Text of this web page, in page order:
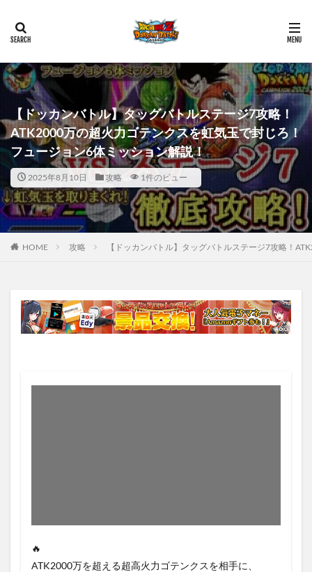
【ドッカンバトル】タッグバトルステージ7攻略！
ATK2000万の超火力ゴテンクスを虹気玉で封じろ！
フュージョン6体ミッション解説！
2025年8月10日 攻略 1件のビュー
HOME 攻略 【ドッカンバトル】タッグバトルステージ7攻略！
🔥
ATK2000万を超える超高火力ゴテンクスを相手に、